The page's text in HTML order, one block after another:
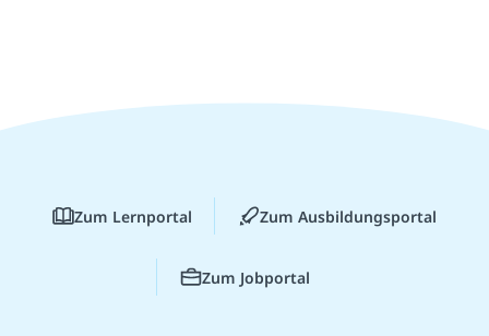
Zum Lernportal Zum Ausbildungsportal
Zum Jobportal